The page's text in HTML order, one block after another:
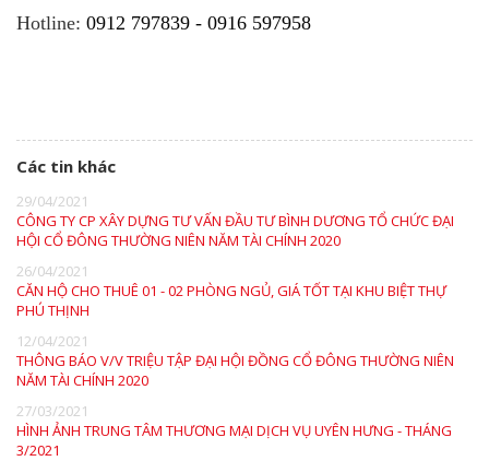
Hotline: 0912 797839 - 0916 597958
Các tin khác
29/04/2021
CÔNG TY CP XÂY DỰNG TƯ VẤN ĐẦU TƯ BÌNH DƯƠNG TỔ CHỨC ĐẠI
HỘI CỔ ĐÔNG THƯỜNG NIÊN NĂM TÀI CHÍNH 2020
26/04/2021
CĂN HỘ CHO THUÊ 01 - 02 PHÒNG NGỦ, GIÁ TỐT TẠI KHU BIỆT THỰ
PHÚ THỊNH
12/04/2021
THÔNG BÁO V/V TRIỆU TẬP ĐẠI HỘI ĐỒNG CỔ ĐÔNG THƯỜNG NIÊN
NĂM TÀI CHÍNH 2020
27/03/2021
HÌNH ẢNH TRUNG TÂM THƯƠNG MẠI DỊCH VỤ UYÊN HƯNG - THÁNG
3/2021